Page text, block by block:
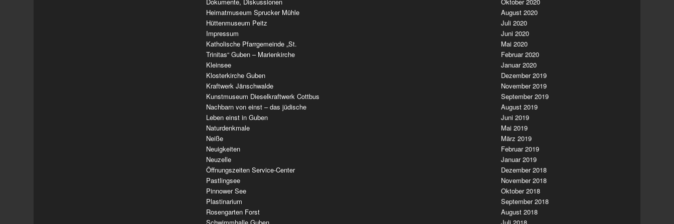
Heimatmuseum Sprucker Mühle
Hüttenmuseum Peitz
Impressum
Katholische Pfarrgemeinde „St.
Trinitas“ Guben – Marienkirche
Kleinsee
Klosterkirche Guben
Kraftwerk Jänschwalde
Kunstmuseum Dieselkraftwerk Cottbus
Nachbarn von einst – das jüdische
Leben einst in Guben
Naturdenkmale
Neiße
Neuigkeiten
Neuzelle
Öffnungszeiten Service-Center
Pastlingsee
Pinnower See
Plastinarium
Rosengarten Forst
August 2020
Juli 2020
Juni 2020
Mai 2020
Februar 2020
Januar 2020
Dezember 2019
November 2019
September 2019
August 2019
Juni 2019
Mai 2019
März 2019
Februar 2019
Januar 2019
Dezember 2018
November 2018
Oktober 2018
September 2018
August 2018